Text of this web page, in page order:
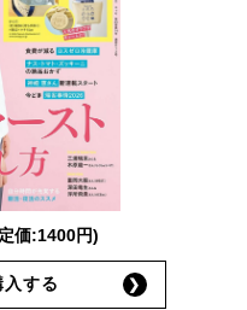
価:1400円)
する